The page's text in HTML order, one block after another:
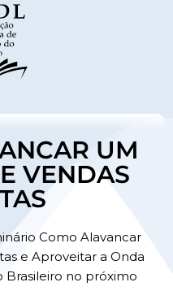
UM
VENDAS
Como Alavancar
e Aproveitar a Onda
no próximo